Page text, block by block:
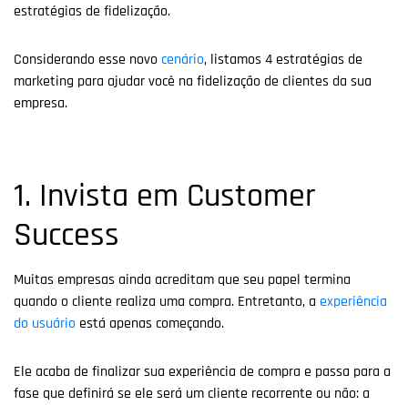
estratégias de fidelização.
Considerando esse novo cenário, listamos 4 estratégias de
marketing para ajudar você na fidelização de clientes da sua
empresa.
1. Invista em Customer
Success
Muitas empresas ainda acreditam que seu papel termina
quando o cliente realiza uma compra. Entretanto, a experiência
do usuário está apenas começando.
Ele acaba de finalizar sua experiência de compra e passa para a
fase que definirá se ele será um cliente recorrente ou não: a